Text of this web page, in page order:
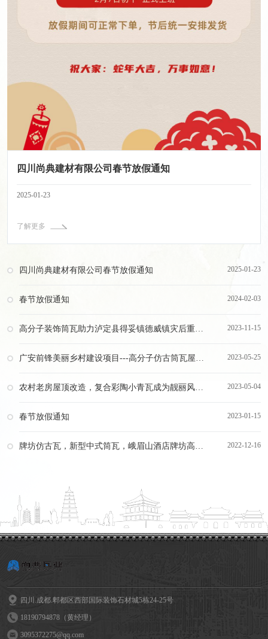
四川尚典建材有限公司春节放假通知
2025-01-23
了解更多
四川尚典建材有限公司春节放假通知 2025-01-23
春节放假通知 2024-02-03
高分子装饰筒瓦助力泸定县得妥镇德威镇灾后重建项目 2023-11-15
广安前锋美丽乡村建设项目---高分子仿古筒瓦屋顶工程完美收官！ 2023-05-25
农村老房屋顶改造，复合彩陶小青瓦成为靓丽风景线! 2023-05-04
春节放假通知 2023-01-15
牌坊仿古瓦，新型中式筒瓦，峨眉山酒店牌坊高分子瓦已竣工！ 2022-12-16
四川.成都.郫都区西部国际装饰石材城5栋24-25号
18190794878（黄经理）
3095372275@qq.com